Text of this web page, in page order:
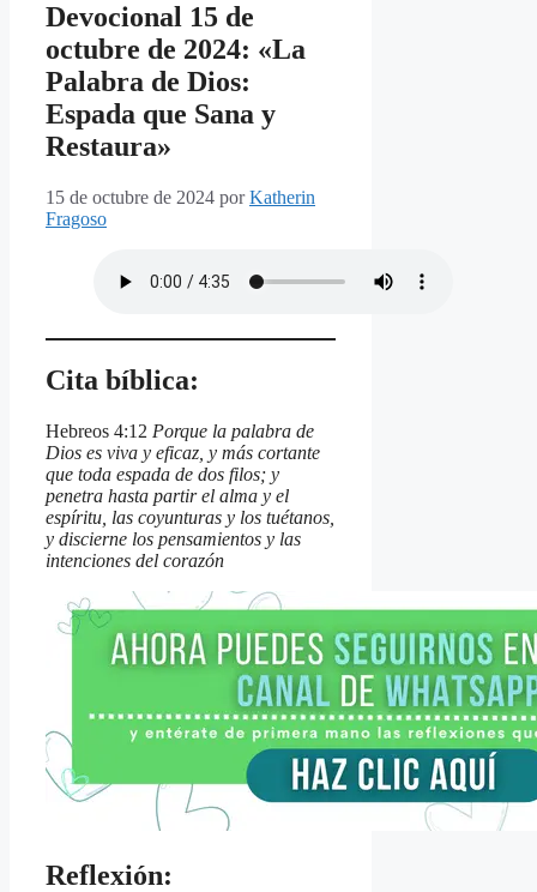
Devocional 15 de
octubre de 2024: «La
Palabra de Dios:
Espada que Sana y
Restaura»
15 de octubre de 2024 porKatherin
Fragoso
Cita bíblica:
Hebreos 4:12 Porque la palabra de
Dios es viva y eficaz, y más cortante
que toda espada de dos filos; y
penetra hasta partir el alma y el
espíritu, las coyunturas y los tuétanos,
y discierne los pensamientos y las
intenciones del corazón
Reflexión: